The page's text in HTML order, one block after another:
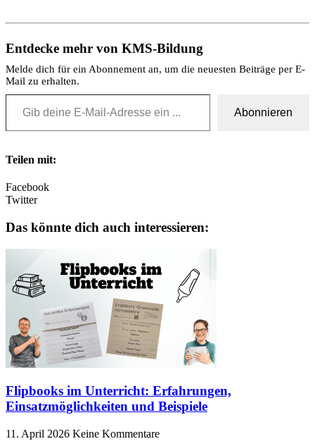
Entdecke mehr von KMS-Bildung
Melde dich für ein Abonnement an, um die neuesten Beiträge per E-
Mail zu erhalten.
Gib deine E-Mail-Adresse ein ...
Abonnieren
Teilen mit:
Facebook
Twitter
Das könnte dich auch interessieren:
Flipbooks im Unterricht: Erfahrungen,
Einsatzmöglichkeiten und Beispiele
11. April 2026 Keine Kommentare